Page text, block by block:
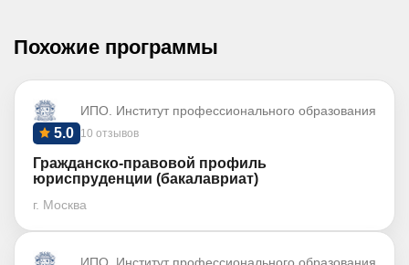
Похожие программы
ИПО. Институт профессионального образования
10 отзывов
5.0
Гражданско-правовой профиль
юриспруденции (бакалавриат)
г. Москва